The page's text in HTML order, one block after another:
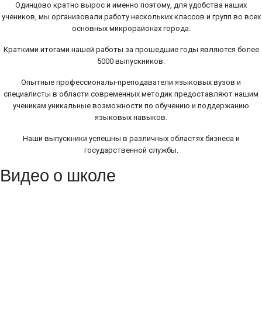
Одинцово кратно вырос и именно поэтому, для удобства наших
учеников, мы организовали работу нескольких классов и групп во всех
основных микрорайонах города.
Краткими итогами нашей работы за прошедшие годы являются более
5000 выпускников.
Опытные профессионалы-преподаватели языковых вузов и
специалисты в области современных методик предоставляют нашим
ученикам уникальные возможности по обучению и поддержанию
языковых навыков.
Наши выпускники успешны в различных областях бизнеса и
государственной службы.
Видео о школе